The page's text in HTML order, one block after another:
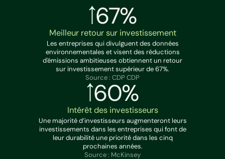
67%
Meilleur retour sur investissement
Les entreprises qui divulguent des données
environnementales et visent des réductions
d'émissions ambitieuses obtiennent un retour
sur investissement supérieur de 67%.
Source : CDP CDP
60%
Intérêt des investisseurs
Une majorité d’investisseurs augmenteront leurs
investissements dans les entreprises qui font de
leur durabilité une priorité dans les cinq
prochaines années.
Source : McKinsey